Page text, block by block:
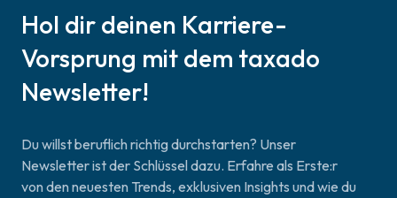
Hol dir deinen Karriere-
Vorsprung mit dem taxado
Newsletter!
Du willst beruflich richtig durchstarten? Unser
Newsletter ist der Schlüssel dazu. Erfahre als Erste:r
von den neuesten Trends, exklusiven Insights und wie du